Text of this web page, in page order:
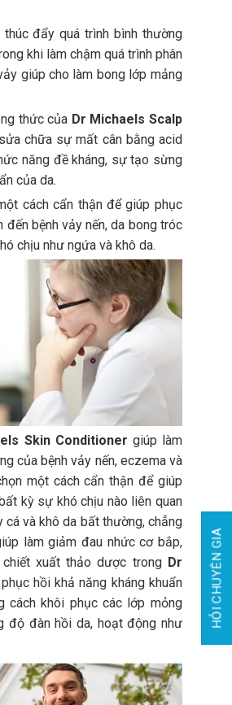
đẩy quá trình bình thường
khi làm chậm quá trình phân
giúp cho làm bong lớp mảng
thức của Dr Michaels Scalp
chữa sự mất cân bằng acid
năng đề kháng, sự tạo sừng
của da.
cách cẩn thận để giúp phục
đến bệnh vảy nến, da bong tróc
chịu như ngứa và khô da.
Skin Conditioner giúp làm
của bệnh vảy nến, eczema và
một cách cẩn thận để giúp
kỳ sự khó chịu nào liên quan
cá và khô da bất thường, chẳng
làm giảm đau nhức cơ bắp,
xuất thảo dược trong Dr
hồi khả năng kháng khuẩn
cách khôi phục các lớp mỏng
độ đàn hồi da, hoạt động như
HỎI CHUYÊN GIA